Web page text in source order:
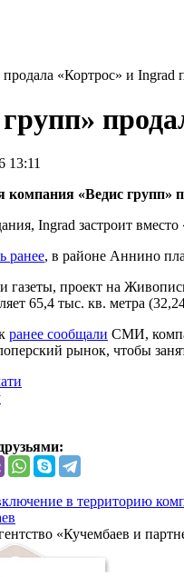
«Кортрос» и Ingrad
13:11
компания «Ведис
Ingrad застроит
ранее, в районе Аннино
проект на
65,4 тыс. кв. метра
ранее сообщали СМИ,
рынок, чтобы
в территорию
«Кучембаев и